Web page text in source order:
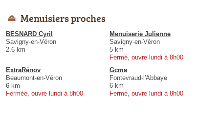
Menuisiers proches
BESNARD Cyril
Savigny-en-Véron
2.6 km
Menuiserie Julienne
Savigny-en-Véron
5 km
Fermé, ouvre lundi à 8h00
ExtraRénov
Beaumont-en-Véron
6 km
Fermée, ouvre lundi à 8h00
Gcma
Fontevraud-l'Abbaye
6 km
Fermé, ouvre lundi à 8h00